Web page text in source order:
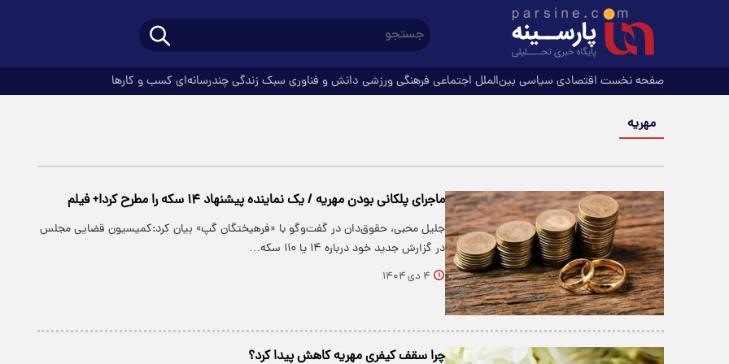
صفحه نخست اقتصادی سیاسی بین‌الملل اجتماعی فرهنگیورزشی دانش و فناوری سبک زندگیچندرسانه‌ای کسب و کارها
مهریه
ماجرای پلکانی بودن مهریه / یک نماینده پیشنهاد ۱۴ سکه را مطرح کرد!+ فیلم
جلیل محبی، حقوق‌دان در گفت‌وگو با «فرهیختگان گپ» بیان کرد:کمیسیون قضایی مجلس
در گزارش جدید خود درباره ۱۴ یا ۱۱۰ سکه…
۴ دی ۱۴۰۴
چرا سقف کیفری مهریه کاهش پیدا کرد؟